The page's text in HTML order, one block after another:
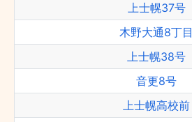
上士幌37号
木野大通8丁目
上士幌38号
音更8号
上士幌高校前